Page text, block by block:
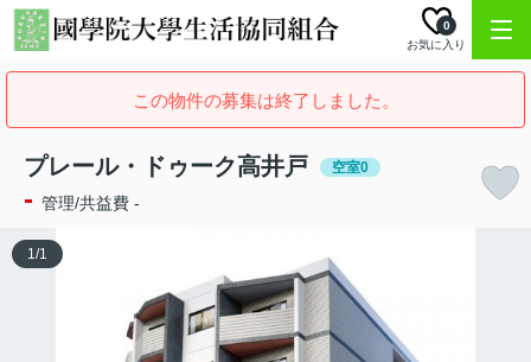
お気に入り
0
この物件の募集は終了しました。
プレール・ドゥーク高井戸 空室0
- 管理/共益費 -
1/1